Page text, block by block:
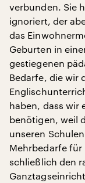
verbunden. Sie
ignoriert, der
das
Geburten in
gestiegenen
Bedarfe, die wir
haben, dass wir
benötigen, weil
unseren
Mehrbedarfe
schließlich den